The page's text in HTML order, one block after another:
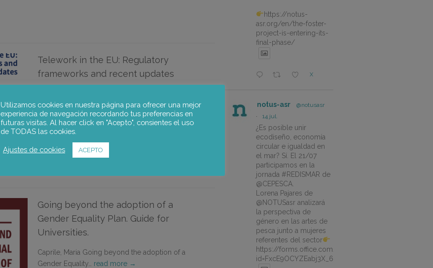
Telework in the EU: Regulatory
frameworks and recent updates
Ricardo; Sanz de Miguel, Pablo;…read more →
Going beyond the adoption of a
Gender Equality Plan. Guide for
Universities.
Caprile, Maria Going beyond the adoption of a
Gender Equality… read more →
https://notus-
asr.org/en/the-foster-
project-is-entering-its-
final-phase/
X
notus-asr
@notusasr
·
14 jul.
¿Es posible unir
ecodiseño, economía
circular e igualdad en
el mar? Sí. El 21/07
participamos en la
jornada #REDISMAR de
@CEPESCA.
Lorena Pajares de
@NOTUSasr analizará
la perspectiva de
género en las artes de
pesca junto a mujeres
referentes del sector
https://forms.office.com/pages/responsepage.aspx?
Utilizamos cookies en nuestra página para ofrecer una mejor
experiencia de navegación recordando tus preferencias en
futuras visitas. Al hacer click en "Acepto", consientes el uso
de TODAS las cookies.
Ajustes de cookies ACEPTO